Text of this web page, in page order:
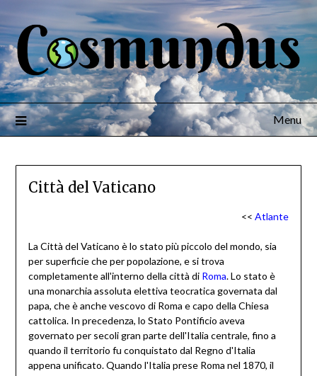
Menu
Città del Vaticano
<<Atlante
La Città del Vaticano è lo stato più piccolo del mondo, sia
per superficie che per popolazione, e si trova
completamente all'interno della città di Roma. Lo stato è
una monarchia assoluta elettiva teocratica governata dal
papa, che è anche vescovo di Roma e capo della Chiesa
cattolica. In precedenza, lo Stato Pontificio aveva
governato per secoli gran parte dell'Italia centrale, fino a
quando il territorio fu conquistato dal Regno d'Italia
appena unificato. Quando l'Italia prese Roma nel 1870, il